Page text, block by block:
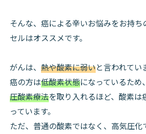
そんな、癌による辛いお悩みをお持
セルはオススメです。
がんは、 熱や酸素に弱いと言われてい
癌の方は低酸素状態になっているため
圧酸素療法を取り入れるほど、酸素は
っています。
ただ、普通の酸素ではなく、高気圧化